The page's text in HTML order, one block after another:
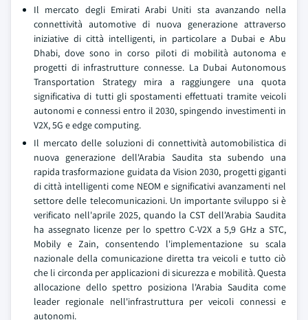
Il mercato degli Emirati Arabi Uniti sta avanzando nella
connettività automotive di nuova generazione attraverso
iniziative di città intelligenti, in particolare a Dubai e Abu
Dhabi, dove sono in corso piloti di mobilità autonoma e
progetti di infrastrutture connesse. La Dubai Autonomous
Transportation Strategy mira a raggiungere una quota
significativa di tutti gli spostamenti effettuati tramite veicoli
autonomi e connessi entro il 2030, spingendo investimenti in
V2X, 5G e edge computing.
Il mercato delle soluzioni di connettività automobilistica di
nuova generazione dell'Arabia Saudita sta subendo una
rapida trasformazione guidata da Vision 2030, progetti giganti
di città intelligenti come NEOM e significativi avanzamenti nel
settore delle telecomunicazioni. Un importante sviluppo si è
verificato nell'aprile 2025, quando la CST dell'Arabia Saudita
ha assegnato licenze per lo spettro C-V2X a 5,9 GHz a STC,
Mobily e Zain, consentendo l'implementazione su scala
nazionale della comunicazione diretta tra veicoli e tutto ciò
che li circonda per applicazioni di sicurezza e mobilità. Questa
allocazione dello spettro posiziona l'Arabia Saudita come
leader regionale nell'infrastruttura per veicoli connessi e
autonomi.